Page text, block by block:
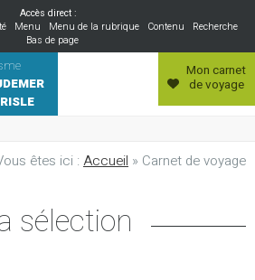
Accès direct :
Menu Menu de la rubrique Contenu
Recherche
Bas de page
Mon carnet
de voyage
êtes ici : Accueil » Carnet de voyage
sélection